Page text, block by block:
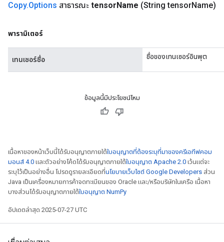
Copy.Options สาธารณะ tensorName (String tensorName)
พารามิเตอร์
เทนเซอร์ชื่อ ชื่อของเทนเซอร์อินพุต
ข้อมูลนี้มีประโยชน์ไหม
เนื้อหาของหน้าเว็บนี้ได้รับอนุญาตภายใต้ใบอนุญาตที่ต้องระบุที่มาของครีเอทีฟคอม
มอนส์ 4.0 และตัวอย่างโค้ดได้รับอนุญาตภายใต้ใบอนุญาต Apache 2.0 เว้นแต่จะ
ระบุไว้เป็นอย่างอื่น โปรดดูรายละเอียดที่นโยบายเว็บไซต์ Google Developers ส่วน
Java เป็นเครื่องหมายการค้าจดทะเบียนของ Oracle และ/หรือบริษัทในเครือ เนื้อหา
บางส่วนได้รับอนุญาตภายใต้ใบอนุญาต NumPy
อัปเดตล่าสุด 2025-07-27 UTC